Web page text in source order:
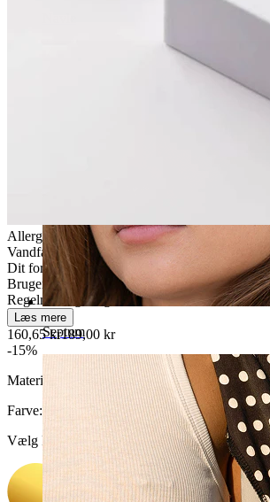
Septum
Allergivenlig
Vandfast
Dit for altid
Brugervenligt
Regelmæssig brug
Læs mere
160,65 kr189,00 kr
-15%
Materiale:
Titanium
Farve:
Vælg Farve